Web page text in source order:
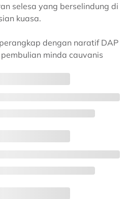
selesa yang berselindung di
kuasa.
dengan naratif DAP
minda cauvanis